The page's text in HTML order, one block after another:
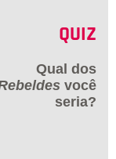
QUIZ
Qual dos
você
seria?